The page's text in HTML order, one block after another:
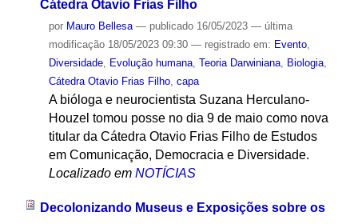
Cátedra Otavio Frias Filho
por Mauro Bellesa — publicado16/05/2023 — última
modificação18/05/2023 09:30 — registrado em: Evento,
Diversidade, Evolução humana, Teoria Darwiniana, Biologia,
Cátedra Otavio Frias Filho, capa
A bióloga e neurocientista Suzana Herculano-
Houzel tomou posse no dia 9 de maio como nova
titular da Cátedra Otavio Frias Filho de Estudos
em Comunicação, Democracia e Diversidade.
Localizado em NOTÍCIAS
Decolonizando Museus e Exposições sobre os